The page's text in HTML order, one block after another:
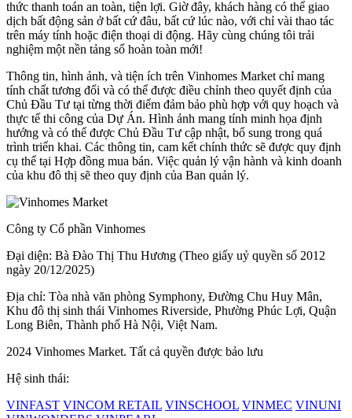
thức thanh toán an toàn, tiện lợi. Giờ đây, khách hàng có thể giao
dịch bất động sản ở bất cứ đâu, bất cứ lúc nào, với chỉ vài thao tác
trên máy tính hoặc điện thoại di động. Hãy cùng chúng tôi trải
nghiệm một nền tảng số hoàn toàn mới!
Thông tin, hình ảnh, và tiện ích trên Vinhomes Market chỉ mang
tính chất tương đối và có thể được điều chỉnh theo quyết định của
Chủ Đầu Tư tại từng thời điểm đảm bảo phù hợp với quy hoạch và
thực tế thi công của Dự Án. Hình ảnh mang tính minh họa định
hướng và có thể được Chủ Đầu Tư cập nhật, bổ sung trong quá
trình triển khai. Các thông tin, cam kết chính thức sẽ được quy định
cụ thể tại Hợp đồng mua bán. Việc quản lý vận hành và kinh doanh
của khu đô thị sẽ theo quy định của Ban quản lý.
Công ty Cổ phần Vinhomes
Đại diện: Bà Đào Thị Thu Hương (Theo giấy uỷ quyền số 2012
ngày 20/12/2025)
Địa chỉ: Tòa nhà văn phòng Symphony, Đường Chu Huy Mân,
Khu đô thị sinh thái Vinhomes Riverside, Phường Phúc Lợi, Quận
Long Biên, Thành phố Hà Nội, Việt Nam.
2024 Vinhomes Market. Tất cả quyền được bảo lưu
Hệ sinh thái:
VINFAST VINCOM RETAIL VINSCHOOL VINMEC VINUNI